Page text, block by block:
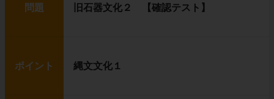
問題 旧石器文化２ 【確認テスト】
ポイント 縄文文化１